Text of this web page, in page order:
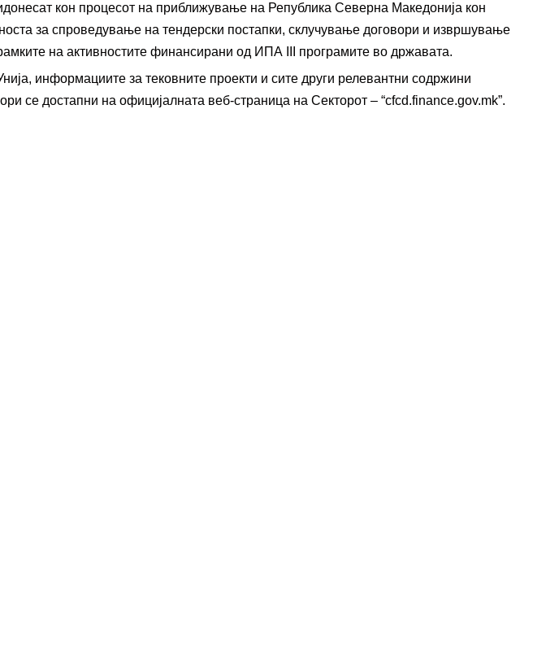
кон процесот на приближување на Република Северна Македонија кон
за спроведување на тендерски постапки, склучување договори и извршување
на активностите финансирани од ИПА III програмите во државата.
информациите за тековните проекти и сите други релевантни содржини
се достапни на официјалната веб-страница на Секторот – “cfcd.finance.gov.mk”.